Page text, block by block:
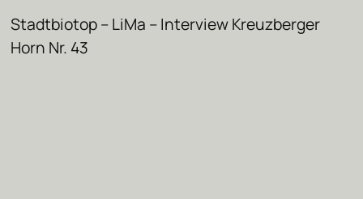
Stadtbiotop – LiMa – Interview Kreuzberger
Horn Nr. 43